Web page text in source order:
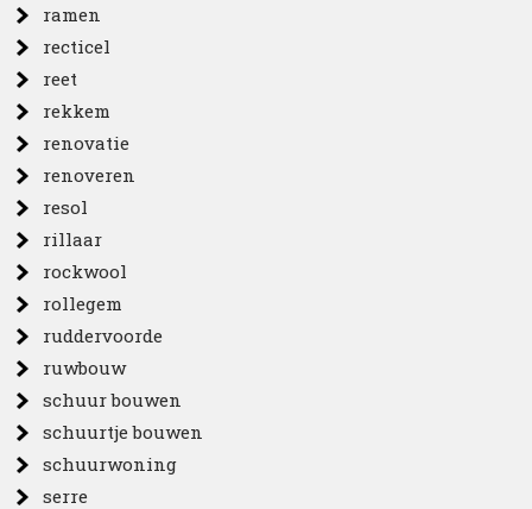
ramen
recticel
reet
rekkem
renovatie
renoveren
resol
rillaar
rockwool
rollegem
ruddervoorde
ruwbouw
schuur bouwen
schuurtje bouwen
schuurwoning
serre